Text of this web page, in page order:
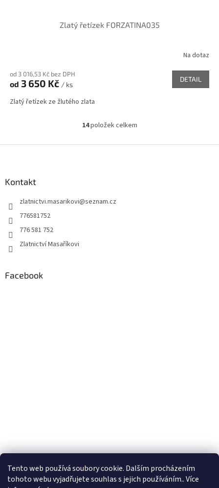
Tento web používá soubory cookie. Dalším procházením
tohoto webu vyjadřujete souhlas s jejich používáním.. Více
Zlatý řetízek FORZATINA035
Na dotaz
od 3 016,53 Kč bez DPH
od 3 650 Kč / ks
DETAIL
Zlatý řetízek ze žlutého zlata
O
l
p
14položek celkem
Kontakt
zlatnictvi.masarikovi@seznam.cz
776581752
776 581 752
Zlatnictví Masaříkovi
Facebook